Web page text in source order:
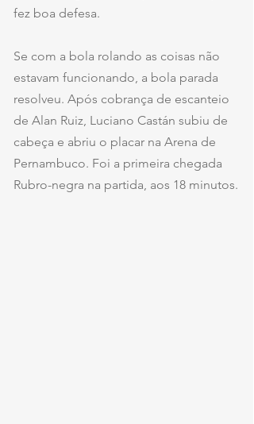
fez boa defesa.
Se com a bola rolando as coisas não
estavam funcionando, a bola parada
resolveu. Após cobrança de escanteio
de Alan Ruiz, Luciano Castán subiu de
cabeça e abriu o placar na Arena de
Pernambuco. Foi a primeira chegada
Rubro-negra na partida, aos 18 minutos.